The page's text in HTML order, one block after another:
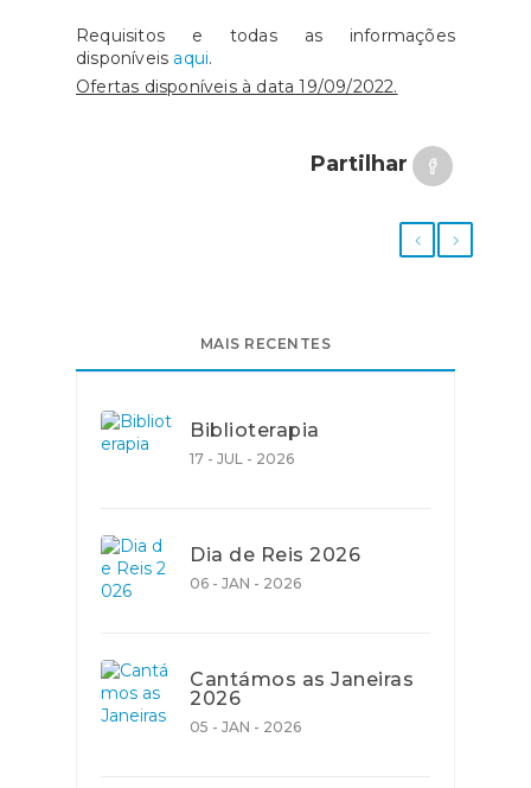
Requisitos e todas as informações
disponíveis aqui.
Ofertas disponíveis à data 19/09/2022.
Partilhar
MAIS RECENTES
Biblioterapia
17 - JUL - 2026
Dia de Reis 2026
06 - JAN - 2026
Cantámos as Janeiras
2026
05 - JAN - 2026